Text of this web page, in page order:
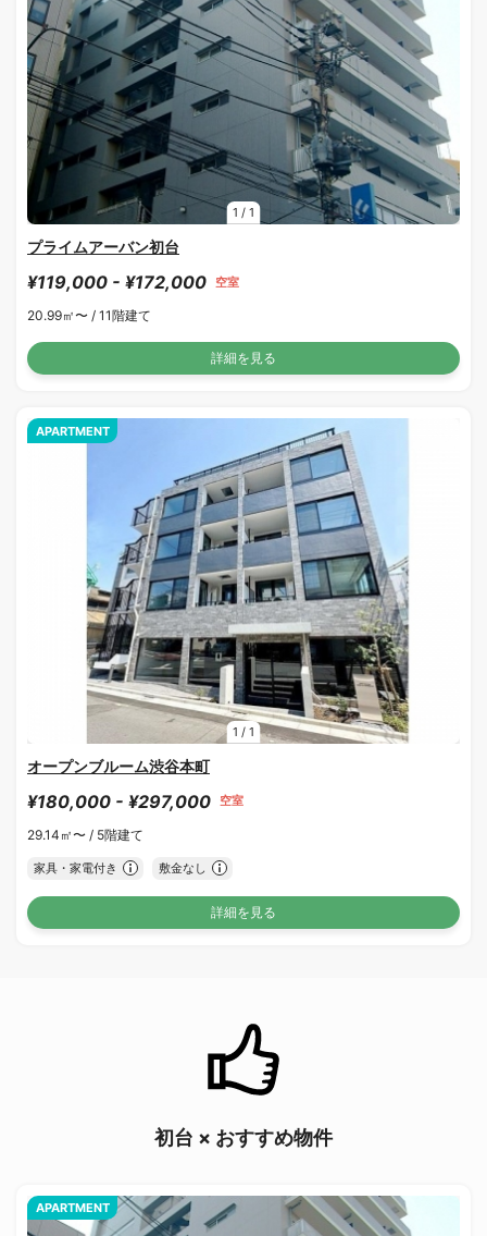
1 / 1
プライムアーバン初台
¥119,000 - ¥172,000 空室
20.99㎡〜 / 11階建て
詳細を見る
1 / 1
APARTMENT
オープンブルーム渋谷本町
¥180,000 - ¥297,000 空室
29.14㎡〜 / 5階建て
家具・家電付き 敷金なし
詳細を見る
初台 × おすすめ物件
APARTMENT